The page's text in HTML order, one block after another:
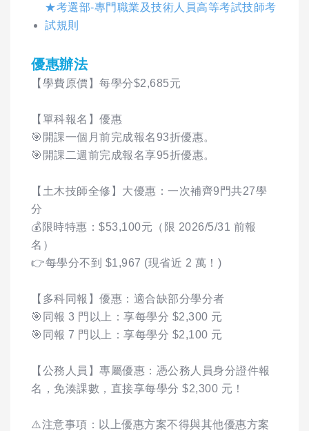
★考選部-專門職業及技術人員高等考試技師考
試規則
優惠辦法
【學費原價】每學分$2,685元
【單科報名】優惠
🎯開課一個月前完成報名93折優惠。
🎯開課二週前完成報名享95折優惠。
【土木技師全修】大優惠：一次補齊9門共27學
分
💰限時特惠：$53,100元（限 2026/5/31 前報
名）
👉每學分不到 $1,967 (現省近 2 萬！)
【多科同報】優惠：適合缺部分學分者
🎯同報 3 門以上：享每學分 $2,300 元
🎯同報 7 門以上：享每學分 $2,100 元
【公務人員】專屬優惠：憑公務人員身分證件報
名，免湊課數，直接享每學分 $2,300 元！
⚠️注意事項：以上優惠方案不得與其他優惠方案